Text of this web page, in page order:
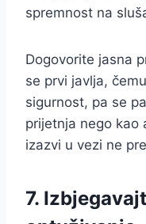
spremnost na
Dogovorite jasna
se prvi javlja,
sigurnost, pa se
prijetnja nego kao
izazvi u vezi ne
7.